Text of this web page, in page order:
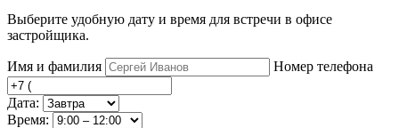
Выберите удобную дату и время для встречи в офисе
застройщика.
Имя и фамилия Номер телефона
Дата:
Время: